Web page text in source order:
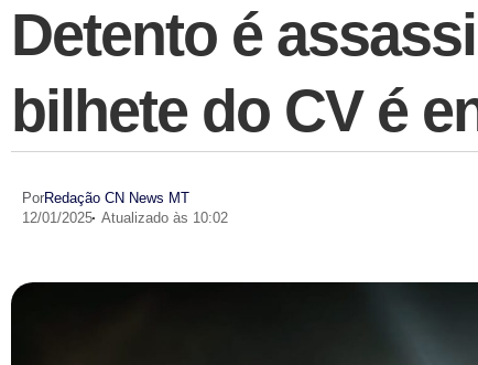
Detento é
bilhete do CV é
PorRedação CN News MT
12/01/2025 Atualizado às 10:02